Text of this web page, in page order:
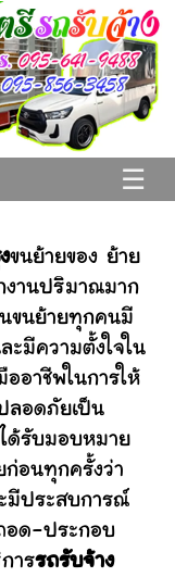
☰
ขนย้ายของ ย้าย
านปริมาณมาก
ขนย้ายทุกคนมี
ะมีความตั้งใจใน
อาชีพในการให้
ลอดภัยเป็น
ด้รับมอบหมาย
ก่อนทุกครั้งว่า
มีประสบการณ์
อด-ประกอบ
ารรถรับจ้าง